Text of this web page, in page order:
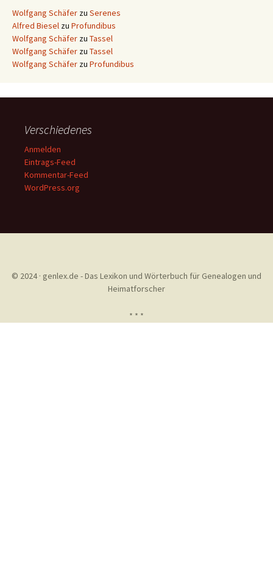
Wolfgang Schäfer zu Serenes
Alfred Biesel zu Profundibus
Wolfgang Schäfer zu Tassel
Wolfgang Schäfer zu Tassel
Wolfgang Schäfer zu Profundibus
Verschiedenes
Anmelden
Eintrags-Feed
Kommentar-Feed
WordPress.org
© 2024 · genlex.de - Das Lexikon und Wörterbuch für Genealogen und
Heimatforscher
* * *